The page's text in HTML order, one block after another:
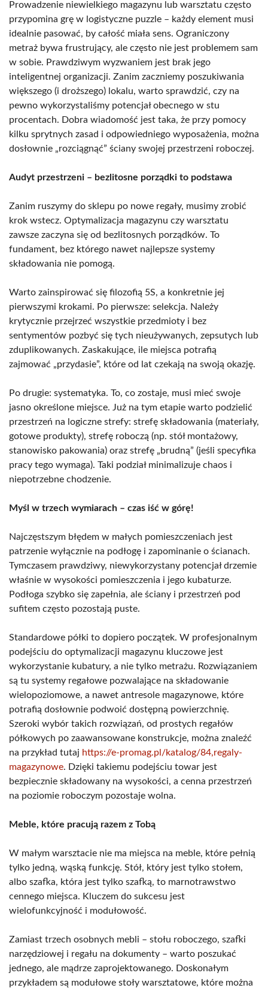
Prowadzenie niewielkiego magazynu lub warsztatu często
przypomina grę w logistyczne puzzle – każdy element musi
idealnie pasować, by całość miała sens. Ograniczony
metraż bywa frustrujący, ale często nie jest problemem sam
w sobie. Prawdziwym wyzwaniem jest brak jego
inteligentnej organizacji. Zanim zaczniemy poszukiwania
większego (i droższego) lokalu, warto sprawdzić, czy na
pewno wykorzystaliśmy potencjał obecnego w stu
procentach. Dobra wiadomość jest taka, że przy pomocy
kilku sprytnych zasad i odpowiedniego wyposażenia, można
dosłownie „rozciągnąć” ściany swojej przestrzeni roboczej.
Audyt przestrzeni – bezlitosne porządki to podstawa
Zanim ruszymy do sklepu po nowe regały, musimy zrobić
krok wstecz. Optymalizacja magazynu czy warsztatu
zawsze zaczyna się od bezlitosnych porządków. To
fundament, bez którego nawet najlepsze systemy
składowania nie pomogą.
Warto zainspirować się filozofią 5S, a konkretnie jej
pierwszymi krokami. Po pierwsze: selekcja. Należy
krytycznie przejrzeć wszystkie przedmioty i bez
sentymentów pozbyć się tych nieużywanych, zepsutych lub
zduplikowanych. Zaskakujące, ile miejsca potrafią
zajmować „przydasie”, które od lat czekają na swoją okazję.
Po drugie: systematyka. To, co zostaje, musi mieć swoje
jasno określone miejsce. Już na tym etapie warto podzielić
przestrzeń na logiczne strefy: strefę składowania (materiały,
gotowe produkty), strefę roboczą (np. stół montażowy,
stanowisko pakowania) oraz strefę „brudną” (jeśli specyfika
pracy tego wymaga). Taki podział minimalizuje chaos i
niepotrzebne chodzenie.
Myśl w trzech wymiarach – czas iść w górę!
Najczęstszym błędem w małych pomieszczeniach jest
patrzenie wyłącznie na podłogę i zapominanie o ścianach.
Tymczasem prawdziwy, niewykorzystany potencjał drzemie
właśnie w wysokości pomieszczenia i jego kubaturze.
Podłoga szybko się zapełnia, ale ściany i przestrzeń pod
sufitem często pozostają puste.
Standardowe półki to dopiero początek. W profesjonalnym
podejściu do optymalizacji magazynu kluczowe jest
wykorzystanie kubatury, a nie tylko metrażu. Rozwiązaniem
są tu systemy regałowe pozwalające na składowanie
wielopoziomowe, a nawet antresole magazynowe, które
potrafią dosłownie podwoić dostępną powierzchnię.
Szeroki wybór takich rozwiązań, od prostych regałów
półkowych po zaawansowane konstrukcje, można znaleźć
na przykład tutaj https://e-promag.pl/katalog/84,regaly-
magazynowe. Dzięki takiemu podejściu towar jest
bezpiecznie składowany na wysokości, a cenna przestrzeń
na poziomie roboczym pozostaje wolna.
Meble, które pracują razem z Tobą
W małym warsztacie nie ma miejsca na meble, które pełnią
tylko jedną, wąską funkcję. Stół, który jest tylko stołem,
albo szafka, która jest tylko szafką, to marnotrawstwo
cennego miejsca. Kluczem do sukcesu jest
wielofunkcyjność i modułowość.
Zamiast trzech osobnych mebli – stołu roboczego, szafki
narzędziowej i regału na dokumenty – warto poszukać
jednego, ale mądrze zaprojektowanego. Doskonałym
przykładem są modułowe stoły warsztatowe, które można